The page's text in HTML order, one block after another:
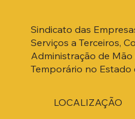
Sindicato das
Serviços a Terceiros,
Administração de
Temporário no Estado
LOCALIZAÇÃO